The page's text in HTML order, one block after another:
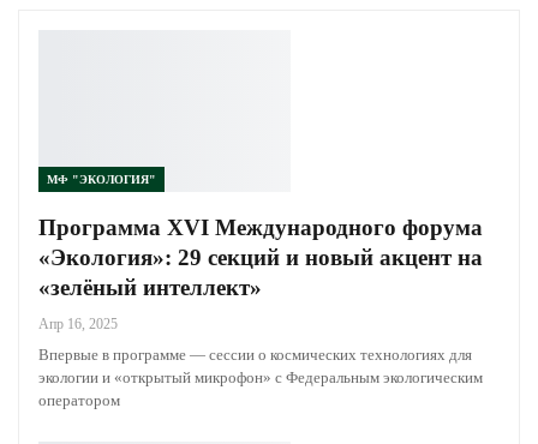
МФ "ЭКОЛОГИЯ"
Программа XVI Международного форума
«Экология»: 29 секций и новый акцент
на «зелёный интеллект»
Апр 16, 2025
Впервые в программе — сессии о космических технологиях
для экологии и «открытый микрофон» с Федеральным
экологическим оператором
Продолжая использовать наш сайт, вы даете согласие на
обработку файлов cookie, которые обеспечивают правильную